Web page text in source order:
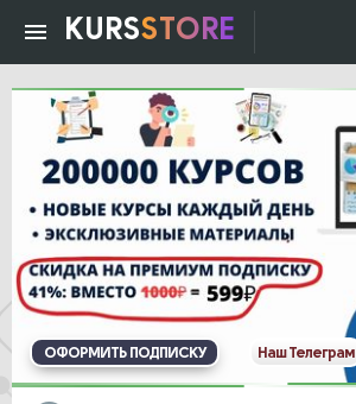
KURSSTORE
ОФОРМИТЬ ПОДПИСКУ Наш Телеграм